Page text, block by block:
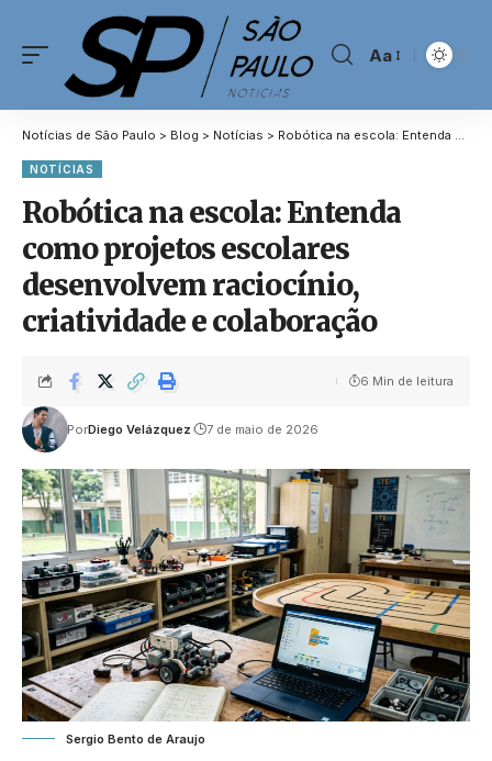
Aa
Notícias de São Paulo > Blog > Notícias > Robótica na escola: Entenda como projetos escolares desenvolvem raciocínio, criatividade e colaboração
NOTÍCIAS
Robótica na escola: Entenda
como projetos escolares
desenvolvem raciocínio,
criatividade e colaboração
PorDiego Velázquez 7 de maio de 2026
6 Min de leitura
Sergio Bento de Araujo